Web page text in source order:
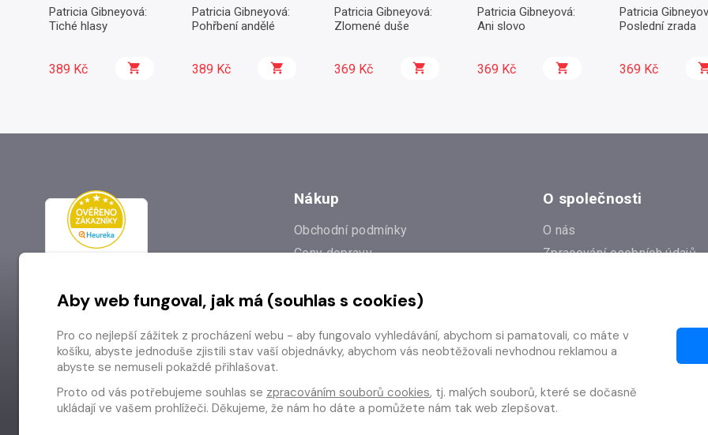
Patricia Gibneyová:
Tiché hlasy
389 Kč
Patricia Gibneyová:
Pohřbení andělé
389 Kč
Patricia Gibneyová:
Zlomené duše
369 Kč
Patricia Gibneyová:
Ani slovo
369 Kč
Patricia
Poslední zrada
369 Kč
Nákup
Obchodní podmínky
Ceny dopravy
Prodejna
Odstoupení od smlouvy
O společnosti
O nás
Zpracování osobních údajů
Aby web fungoval, jak má (souhlas s cookies)
Pro co nejlepší zážitek z procházení webu - aby fungovalo vyhledávání, abychom si pamatovali, co máte v
košíku, abyste jednoduše zjistili stav vaší objednávky, abychom vás neobtěžovali nevhodnou reklamou a
abyste se nemuseli pokaždé přihlašovat.
Proto od vás potřebujeme souhlas se zpracováním souborů cookies, tj. malých souborů, které se dočasně
ukládají ve vašem prohlížeči. Děkujeme, že nám ho dáte a pomůžete nám tak web zlepšovat.